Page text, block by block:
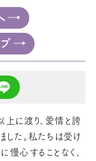
に渡り、愛情と誇
した。私たちは受け
慢心することなく、